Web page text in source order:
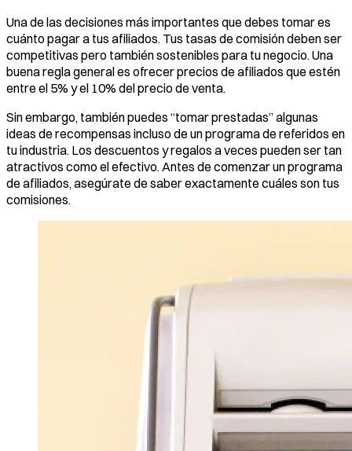
Una de las decisiones más importantes que debes tomar es
cuánto pagar a tus afiliados. Tus tasas de comisión deben ser
competitivas pero también sostenibles para tu negocio. Una
buena regla general es ofrecer precios de afiliados que estén
entre el 5% y el 10% del precio de venta.
Sin embargo, también puedes “tomar prestadas” algunas
ideas de recompensas incluso de un programa de referidos en
tu industria. Los descuentos y regalos a veces pueden ser tan
atractivos como el efectivo. Antes de comenzar un programa
de afiliados, asegúrate de saber exactamente cuáles son tus
comisiones.